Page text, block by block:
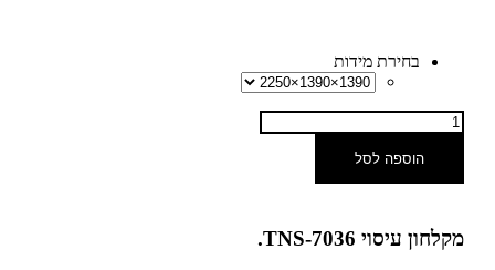
בחירת מידות
הוספה לסל
מקלחון עיסוי TNS-7036.